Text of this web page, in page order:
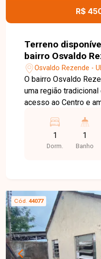
R$
Terreno
bairro Osvaldo
MGOsvaldo Rezende -
O bairro Osvaldo
uma região
acesso ao Centro e
excelente potencial de
510m², sendo 17
de profundidade,
sala, 3 quartos,
com banheiro e área
estacionamento para
segunda casa com 2
dependências e uma
coberta com telha Eternit. Uma
1
Dorm.
1
Banho
Cód. 44077